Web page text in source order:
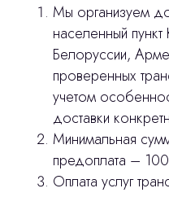
Мы организуем
населенный пункт
Белоруссии,
проверенных
учетом
доставки
Минимальная
предоплата –
Оплата услуг